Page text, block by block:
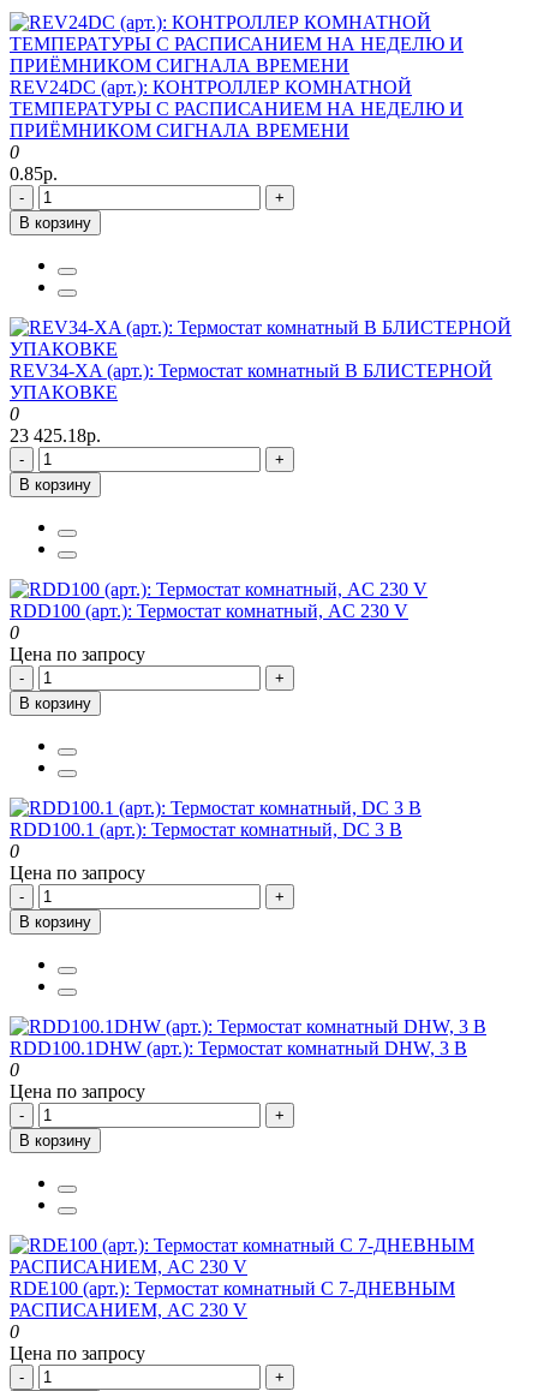
REV24DC (арт.): КОНТРОЛЛЕР КОМНАТНОЙ
ТЕМПЕРАТУРЫ С РАСПИСАНИЕМ НА НЕДЕЛЮ И
ПРИЁМНИКОМ СИГНАЛА ВРЕМЕНИ
0
0.85р.
-
+
В корзину
REV34-XA (арт.): Термостат комнатный В БЛИСТЕРНОЙ
УПАКОВКЕ
0
23 425.18р.
-
+
В корзину
RDD100 (арт.): Термостат комнатный, AC 230 V
0
Цена по запросу
-
+
В корзину
RDD100.1 (арт.): Термостат комнатный, DC 3 В
0
Цена по запросу
-
+
В корзину
RDD100.1DHW (арт.): Термостат комнатный DHW, 3 В
0
Цена по запросу
-
+
В корзину
RDE100 (арт.): Термостат комнатный С 7-ДНЕВНЫМ
РАСПИСАНИЕМ, AC 230 V
0
Цена по запросу
-
+